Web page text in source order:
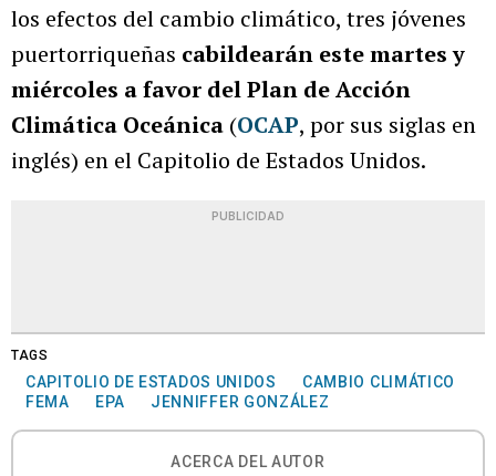
los efectos del cambio climático, tres jóvenes
puertorriqueñas cabildearán este martes y
miércoles a favor del Plan de Acción
Climática Oceánica (OCAP, por sus siglas en
inglés) en el Capitolio de Estados Unidos.
PUBLICIDAD
TAGS
CAPITOLIO DE ESTADOS UNIDOS
CAMBIO CLIMÁTICO
FEMA
EPA JENNIFFER GONZÁLEZ
ACERCA DEL AUTOR